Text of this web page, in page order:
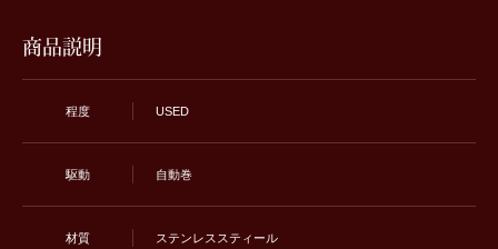
商品説明
程度 USED
駆動 自動巻
材質 ステンレススティー ル